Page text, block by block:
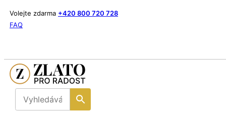
Volejte zdarma +420 800 720 728
FAQ